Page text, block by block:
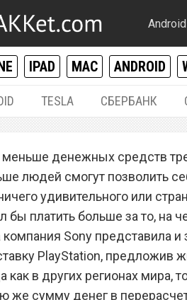
Android
IPAD MAC ANDROID
TESLA СБЕРБАНК
обрушила
денежных средств
людей смогут позволить
удивительного или
бы платить больше за то, на
компания Sony представила
PlayStation, предложив
как в других регионах мира,
же сумму денег в